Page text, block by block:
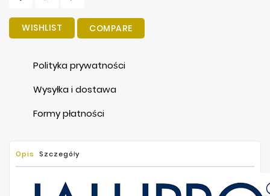
WISHLIST COMPARE
Polityka prywatności
Wysyłka i dostawa
Formy płatności
Opis Szczegóły